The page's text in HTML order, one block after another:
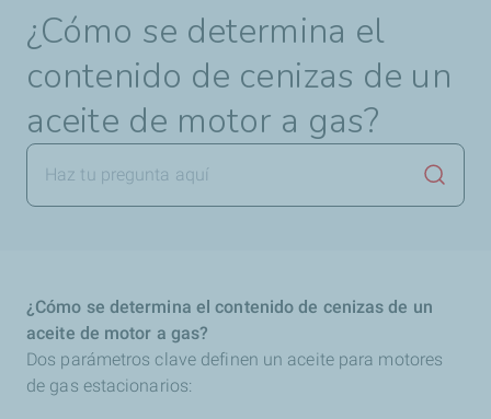
¿Cómo se determina el
contenido de cenizas de un
aceite de motor a gas?
Lanzar
¿Cómo se determina el contenido de cenizas de un
aceite de motor a gas?
Dos parámetros clave definen un aceite para motores
de gas estacionarios: